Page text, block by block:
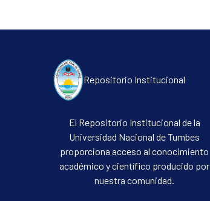
Repositorio Institucional
El Repositorio Institucional de la
Universidad Nacional de Tumbes
proporciona acceso al conocimiento
académico y científico producido por
nuestra comunidad.